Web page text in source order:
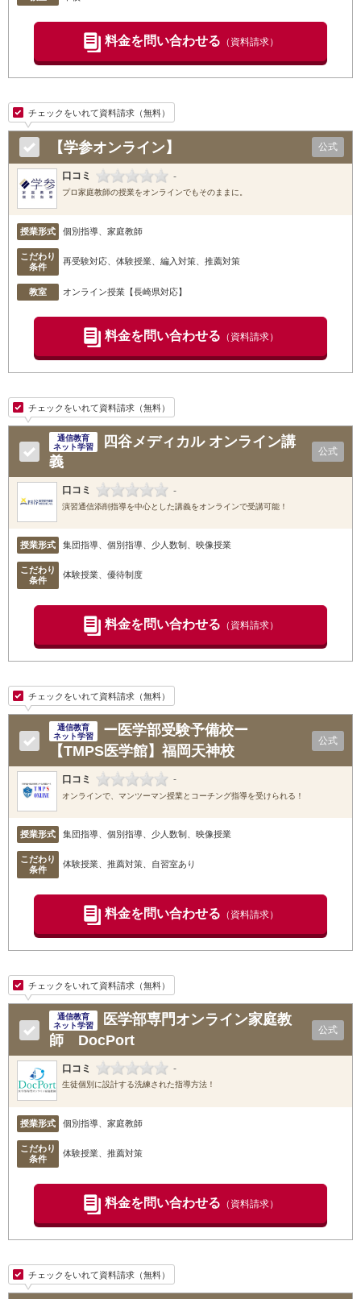
料金を問い合わせる （資料請求）
チェックをいれて資料請求（無料）
【学参オンライン】 公式
口コミ -
プロ家庭教師の授業をオンラインでもそのままに。
授業形式 個別指導、家庭教師
こだわり
条件
再受験対応、体験授業、編入対策、推薦対策
教室 オンライン授業【長崎県対応】
料金を問い合わせる （資料請求）
チェックをいれて資料請求（無料）
通信教育
ネット学習
四谷メディカル オンライン講
義
公式
口コミ -
演習通信添削指導を中心とした講義をオンラインで受講可能！
授業形式 集団指導、個別指導、少人数制、映像授業
こだわり
条件
体験授業、優待制度
料金を問い合わせる （資料請求）
チェックをいれて資料請求（無料）
通信教育
ネット学習
ー医学部受験予備校ー
【TMPS医学館】福岡天神校
公式
口コミ -
オンラインで、マンツーマン授業とコーチング指導を受けられる！
授業形式 集団指導、個別指導、少人数制、映像授業
こだわり
条件
体験授業、推薦対策、自習室あり
料金を問い合わせる （資料請求）
チェックをいれて資料請求（無料）
通信教育
ネット学習
医学部専門オンライン家庭教
師 DocPort
公式
口コミ -
生徒個別に設計する洗練された指導方法！
授業形式 個別指導、家庭教師
こだわり
条件
体験授業、推薦対策
料金を問い合わせる （資料請求）
チェックをいれて資料請求（無料）